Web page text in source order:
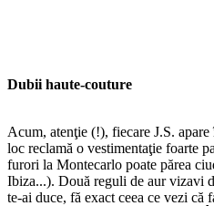
Dubii haute-couture
Acum, atenţie (!), fiecare J.S.
loc reclamă o vestimentaţie foarte
furori la Montecarlo poate părea
Ibiza...). Două reguli de aur vizavi
te-ai duce, fă exact ceea ce vezi că